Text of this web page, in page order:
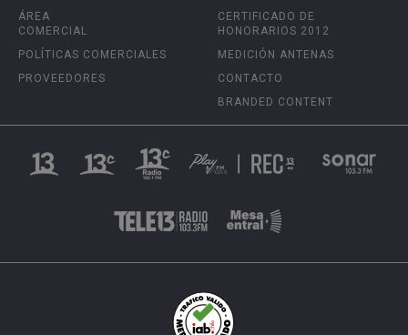
ÁREA
COMERCIAL
POLÍTICAS COMERCIALES
PROVEEDORES
CERTIFICADO DE
HONORARIOS 2012
MEDICIÓN ANTENAS
CONTACTO
BRANDED CONTENT